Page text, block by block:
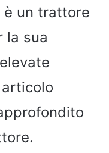
è un trattore
la sua